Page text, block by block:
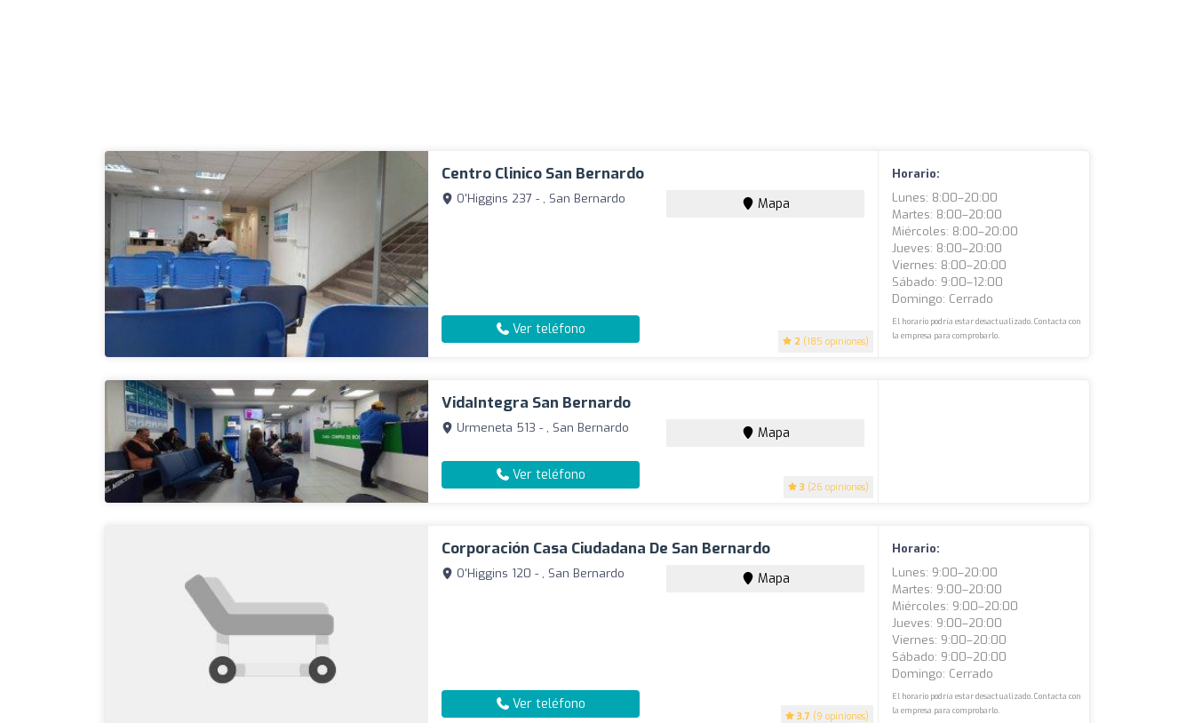
Centro Clinico San Bernardo
2 (185 opiniones)
O'Higgins 237 - , San Bernardo Mapa
Ver teléfono
Horario:
Lunes: 8:00–20:00
Martes: 8:00–20:00
Miércoles: 8:00–20:00
Jueves: 8:00–20:00
Viernes: 8:00–20:00
Sábado: 9:00–12:00
Domingo: Cerrado
El horario podría estar desactualizado. Contacta con
la empresa para comprobarlo.
VidaIntegra San Bernardo
3 (26 opiniones)
Urmeneta 513 - , San Bernardo Mapa
Ver teléfono
Corporación Casa Ciudadana De San Bernardo
3.7 (9 opiniones)
O'Higgins 120 - , San Bernardo Mapa
Ver teléfono
Horario:
Lunes: 9:00–20:00
Martes: 9:00–20:00
Miércoles: 9:00–20:00
Jueves: 9:00–20:00
Viernes: 9:00–20:00
Sábado: 9:00–20:00
Domingo: Cerrado
El horario podría estar desactualizado. Contacta con
la empresa para comprobarlo.